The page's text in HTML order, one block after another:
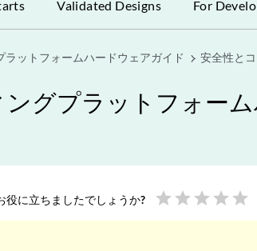
Validated Designs For
ットフォームハードウェアガイド 安全性と
グプラットフォー
役に立ちましたでしょうか? star star star star star